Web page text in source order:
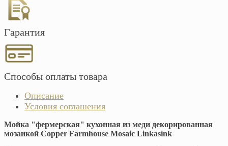
Гарантия
Способы оплаты товара
Описание
Условия соглашения
Мойка "фермерская" кухонная из меди декорированная
мозаикой Copper Farmhouse Mosaic Linkasink